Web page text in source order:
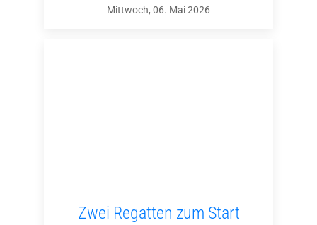
Mittwoch, 06. Mai 2026
Zwei Regatten zum Start